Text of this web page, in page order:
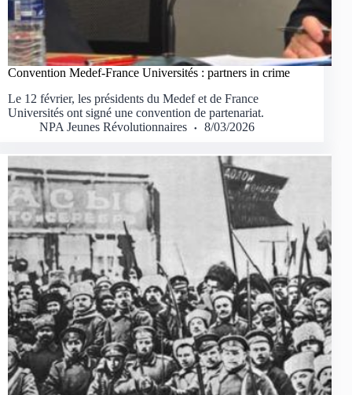
Convention Medef-France Universités : partners in crime
Le 12 février, les présidents du Medef et de France
Universités ont signé une convention de partenariat.
NPA Jeunes Révolutionnaires
8/03/2026